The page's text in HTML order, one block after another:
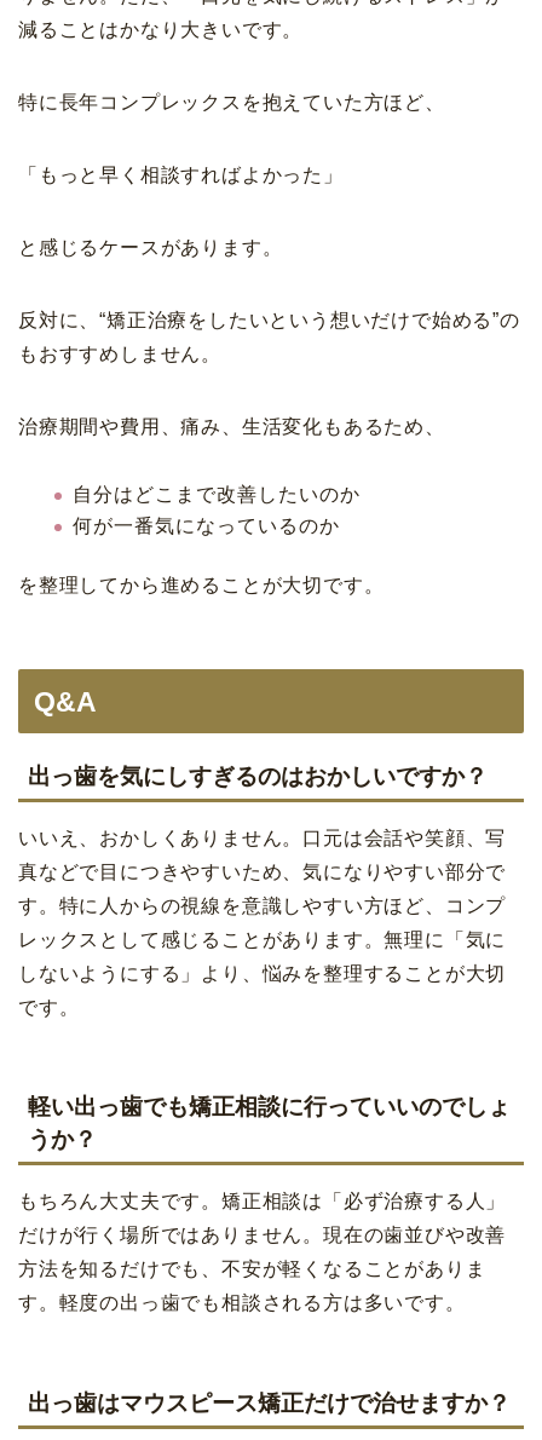
減ることはかなり大きいです。
特に長年コンプレックスを抱えていた方ほど、
「もっと早く相談すればよかった」
と感じるケースがあります。
反対に、“矯正治療をしたいという想いだけで始める”の
もおすすめしません。
治療期間や費用、痛み、生活変化もあるため、
自分はどこまで改善したいのか
何が一番気になっているのか
を整理してから進めることが大切です。
Q&A
出っ歯を気にしすぎるのはおかしいですか？
いいえ、おかしくありません。口元は会話や笑顔、写
真などで目につきやすいため、気になりやすい部分で
す。特に人からの視線を意識しやすい方ほど、コンプ
レックスとして感じることがあります。無理に「気に
しないようにする」より、悩みを整理することが大切
です。
軽い出っ歯でも矯正相談に行っていいのでしょ
うか？
もちろん大丈夫です。矯正相談は「必ず治療する人」
だけが行く場所ではありません。現在の歯並びや改善
方法を知るだけでも、不安が軽くなることがありま
す。軽度の出っ歯でも相談される方は多いです。
出っ歯はマウスピース矯正だけで治せますか？